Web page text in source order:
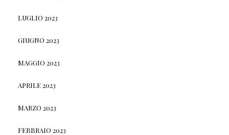
LUGLIO 2023
GIUGNO 2023
MAGGIO 2023
APRILE 2023
MARZO 2023
FEBBRAIO 2023